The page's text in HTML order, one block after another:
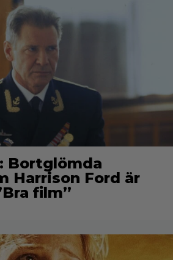
Bortglömda
Harrison Ford är
film”